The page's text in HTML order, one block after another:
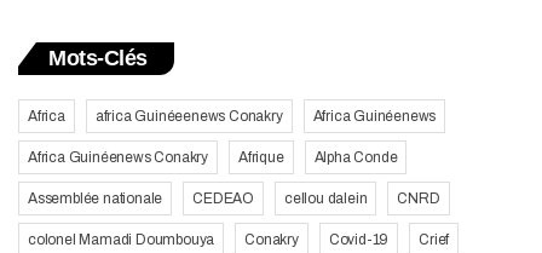
Mots-Clés
Africa africa Guinéeenews Conakry Africa Guinéenews
Africa Guinéenews Conakry Afrique Alpha Conde
Assemblée nationale CEDEAO cellou dalein CNRD
colonel Mamadi Doumbouya Conakry Covid-19 Crief